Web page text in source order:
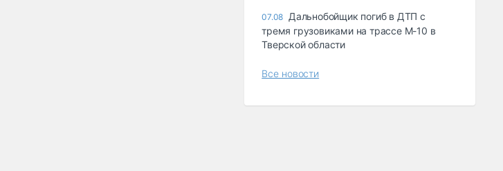
07.08 Дальнобойщик погиб в ДТП с
тремя грузовиками на трассе М-10 в
Тверской области
Все новости